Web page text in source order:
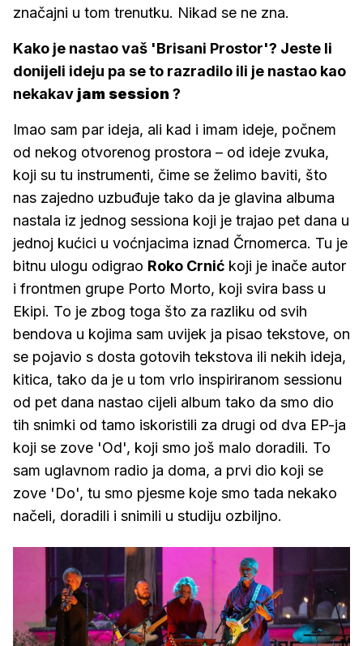
značajni u tom trenutku. Nikad se ne zna.
Kako je nastao vaš 'Brisani Prostor'? Jeste li
donijeli ideju pa se to razradilo ili je nastao kao
nekakav jam session ?
Imao sam par ideja, ali kad i imam ideje, počnem
od nekog otvorenog prostora – od ideje zvuka,
koji su tu instrumenti, čime se želimo baviti, što
nas zajedno uzbuđuje tako da je glavina albuma
nastala iz jednog sessiona koji je trajao pet dana u
jednoj kućici u voćnjacima iznad Črnomerca. Tu je
bitnu ulogu odigrao Roko Crnić koji je inače autor
i frontmen grupe Porto Morto, koji svira bass u
Ekipi. To je zbog toga što za razliku od svih
bendova u kojima sam uvijek ja pisao tekstove, on
se pojavio s dosta gotovih tekstova ili nekih ideja,
kitica, tako da je u tom vrlo inspiriranom sessionu
od pet dana nastao cijeli album tako da smo dio
tih snimki od tamo iskoristili za drugi od dva EP-ja
koji se zove 'Od', koji smo još malo doradili. To
sam uglavnom radio ja doma, a prvi dio koji se
zove 'Do', tu smo pjesme koje smo tada nekako
načeli, doradili i snimili u studiju ozbiljno.